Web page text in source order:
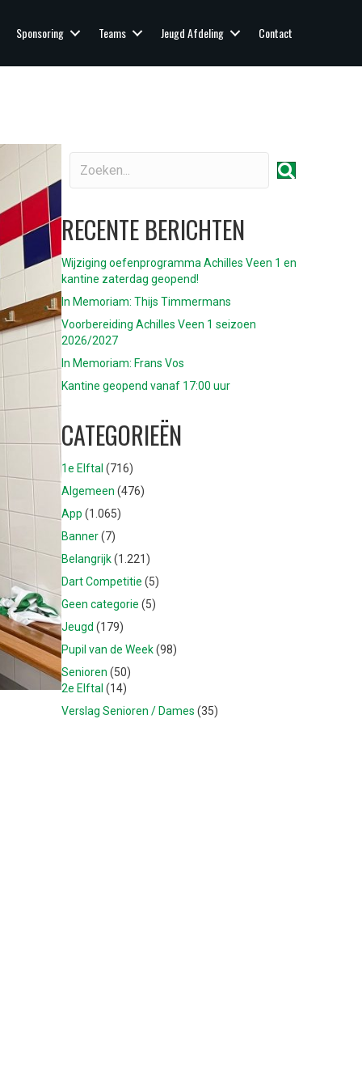
Sponsoring Teams Jeugd Afdeling Contact
RECENTE BERICHTEN
Wijziging oefenprogramma Achilles Veen 1 en
kantine zaterdag geopend!
In Memoriam: Thijs Timmermans
Voorbereiding Achilles Veen 1 seizoen
2026/2027
In Memoriam: Frans Vos
Kantine geopend vanaf 17:00 uur
CATEGORIEËN
1e Elftal (716)
Algemeen (476)
App (1.065)
Banner(7)
Belangrijk(1.221)
Dart Competitie (5)
Geen categorie (5)
Jeugd (179)
Pupil van de Week(98)
Senioren (50)
2e Elftal (14)
Verslag Senioren / Dames (35)